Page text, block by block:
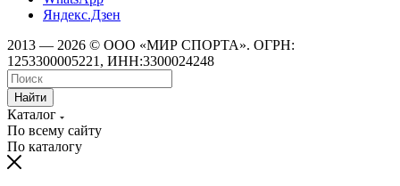
Яндекс.Дзен
2013 — 2026 © ООО «МИР СПОРТА». ОГРН:
1253300005221, ИНН:3300024248
Найти
Каталог
По всему сайту
По каталогу